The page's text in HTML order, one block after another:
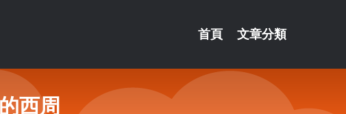
首頁 文章分類
西周